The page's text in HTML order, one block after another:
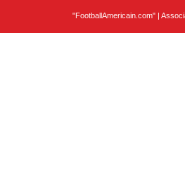
"FootballAmericain.com" |